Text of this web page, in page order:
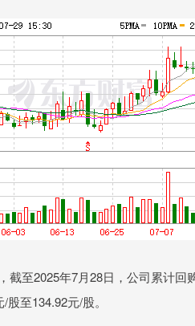
至2025年7月28日，公司累计回
至134.92元/股。